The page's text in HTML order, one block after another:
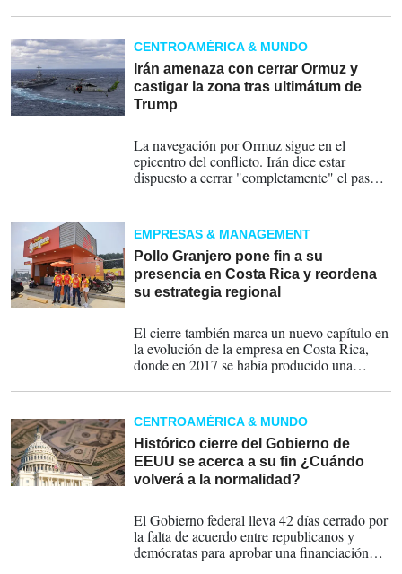
Donald Trump, dijera que EE.UU. bloqueará
a partir de hoy el estrecho de Ormuz.
Reacción de Irán e intento de intervención de
Francia.
CENTROAMÉRICA & MUNDO
Irán amenaza con cerrar Ormuz y
castigar la zona tras ultimátum de
Trump
La navegación por Ormuz sigue en el
epicentro del conflicto. Irán dice estar
dispuesto a cerrar "completamente" el paso
48 horas a Teherán para abrirlo al tráfico.
EMPRESAS & MANAGEMENT
Pollo Granjero pone fin a su
presencia en Costa Rica y reordena
su estrategia regional
El cierre también marca un nuevo capítulo en
la evolución de la empresa en Costa Rica,
donde en 2017 se había producido una
Pollo Campero por la expansión de Pollo
Granjero.
CENTROAMÉRICA & MUNDO
Histórico cierre del Gobierno de
EEUU se acerca a su fin ¿Cuándo
volverá a la normalidad?
El Gobierno federal lleva 42 días cerrado por
la falta de acuerdo entre republicanos y
demócratas para aprobar una financiación